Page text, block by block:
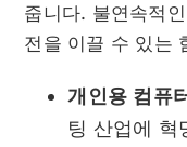
줍니다. 불연속적
전을 이끌 수 있는
개인용 컴퓨
팅 산업에 혁